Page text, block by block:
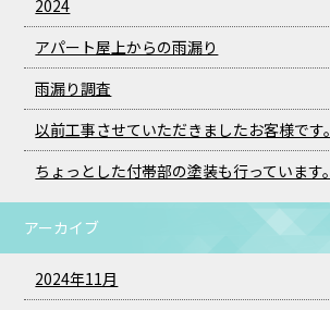
2024
アパート屋上からの雨漏り
雨漏り調査
以前工事させていただきましたお客様です。
ちょっとした付帯部の塗装も行っています。
アーカイブ
2024年11月